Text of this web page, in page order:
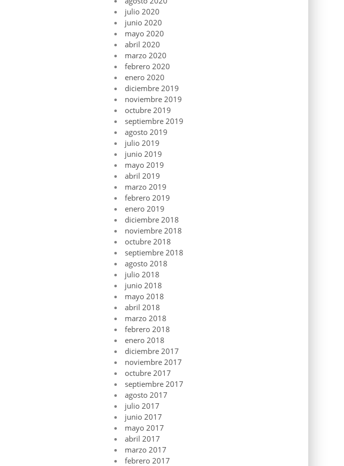
julio 2020
junio 2020
mayo 2020
abril 2020
marzo 2020
febrero 2020
enero 2020
diciembre 2019
noviembre 2019
octubre 2019
septiembre 2019
agosto 2019
julio 2019
junio 2019
mayo 2019
abril 2019
marzo 2019
febrero 2019
enero 2019
diciembre 2018
noviembre 2018
octubre 2018
septiembre 2018
agosto 2018
julio 2018
junio 2018
mayo 2018
abril 2018
marzo 2018
febrero 2018
enero 2018
diciembre 2017
noviembre 2017
octubre 2017
septiembre 2017
agosto 2017
julio 2017
junio 2017
mayo 2017
abril 2017
marzo 2017
febrero 2017